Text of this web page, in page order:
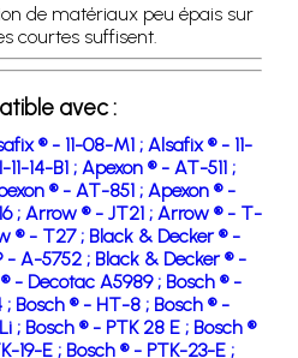
de matériaux peu épais sur
courtes suffisent.
avec :
® - 11-08-M1 ; Alsafix ® - 11-
14-B1 ; Apexon ® - AT-511 ;
® - AT-851 ; Apexon ® -
; Arrow ® - JT21 ; Arrow ® - T-
® - T27 ; Black & Decker ® -
- A-5752 ; Black & Decker ® -
- Decotac A5989 ; Bosch ® -
; Bosch ® - HT-8 ; Bosch ® -
; Bosch ® - PTK 28 E ; Bosch ®
19-E ; Bosch ® - PTK-23-E ;